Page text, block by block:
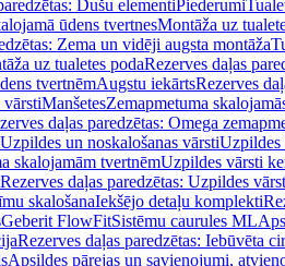
Dušu elementiPiederumi
ūdens tvertnesMontāža uz
Zema un vidēji augsta montāža
uz tualetes podaRezerves daļas
tvertnēmAugstu iekārtsRezerves
vārstiManšetesZemapmetuma
daļas paredzētas: Omega
Uzpildes un noskalošanas vārstiUzpildes
skalojamām tvertnēmUzpildes vārsti
Rezerves daļas paredzētas: Uzpildes
skalošanaIekšējo detaļu komplekti
Geberit FlowFitSistēmu caurules ML
Rezerves daļas paredzētas: Iebūvēta
Apsildes pārejas un savienojumi,